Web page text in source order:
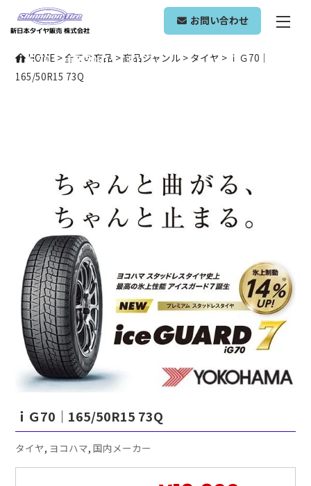
お問い合わせ
ONLINE SHOP
ｉＧ70｜165/50R15 73Q
HOME > 全ての商品 >商品ジャンル > タイヤ > ｉＧ70｜
165/50R15 73Q
ｉＧ70｜165/50R15 73Q
タイヤ, ヨコハマ,国内メーカー